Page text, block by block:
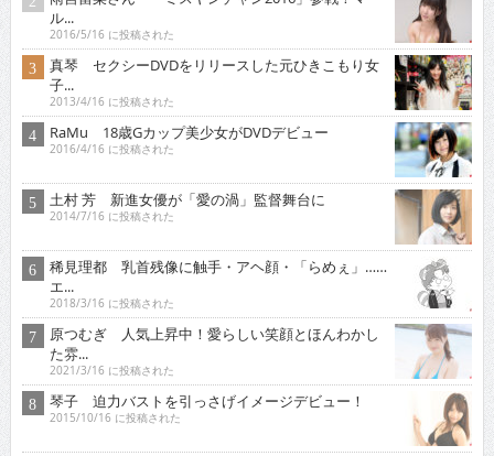
ル...
2016/5/16 に投稿された
真琴 セクシーDVDをリリースした元ひきこもり女
子...
2013/4/16 に投稿された
RaMu 18歳Gカップ美少女がDVDデビュー
2016/4/16 に投稿された
土村 芳 新進女優が「愛の渦」監督舞台に
2014/7/16 に投稿された
稀見理都 乳首残像に触手・アヘ顔・「らめぇ」……
エ...
2018/3/16 に投稿された
原つむぎ 人気上昇中！愛らしい笑顔とほんわかし
た雰...
2021/3/16 に投稿された
琴子 迫力バストを引っさげイメージデビュー！
2015/10/16 に投稿された